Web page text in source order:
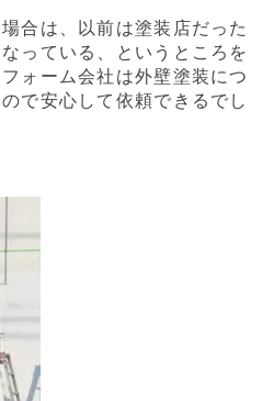
合は、以前は塗装店だった
っている、というところを
ォーム会社は外壁塗装につ
で安心して依頼できるでし